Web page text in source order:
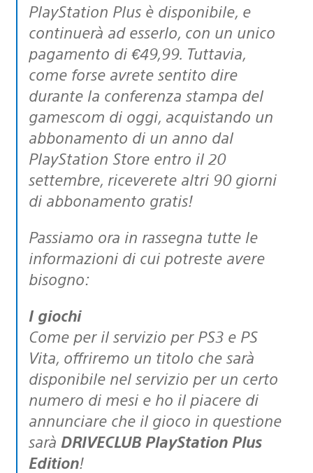
PlayStation Plus è disponibile, e
continuerà ad esserlo, con un unico
pagamento di €49,99. Tuttavia,
come forse avrete sentito dire
durante la conferenza stampa del
gamescom di oggi, acquistando un
abbonamento di un anno dal
PlayStation Store entro il 20
settembre, riceverete altri 90 giorni
di abbonamento gratis!
Passiamo ora in rassegna tutte le
informazioni di cui potreste avere
bisogno:
I giochi
Come per il servizio per PS3 e PS
Vita, offriremo un titolo che sarà
disponibile nel servizio per un certo
numero di mesi e ho il piacere di
annunciare che il gioco in questione
sarà DRIVECLUB PlayStation Plus
Edition!